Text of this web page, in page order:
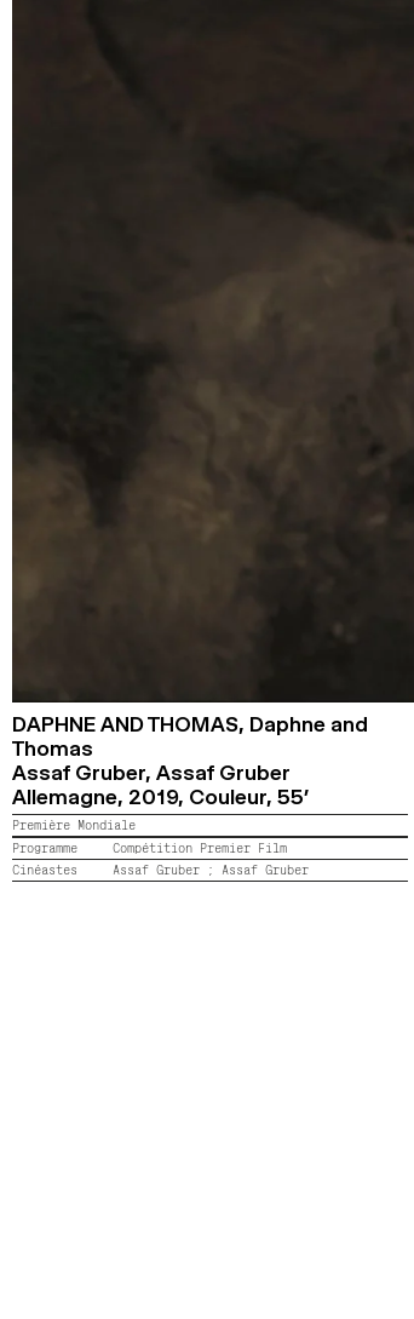
DAPHNE AND THOMAS, Daphne and
Thomas
Assaf Gruber, Assaf Gruber
Allemagne, 2019, Couleur, 55’
Première Mondiale
Programme
Compétition Premier Film
Cinéastes
Assaf Gruber ; Assaf Gruber